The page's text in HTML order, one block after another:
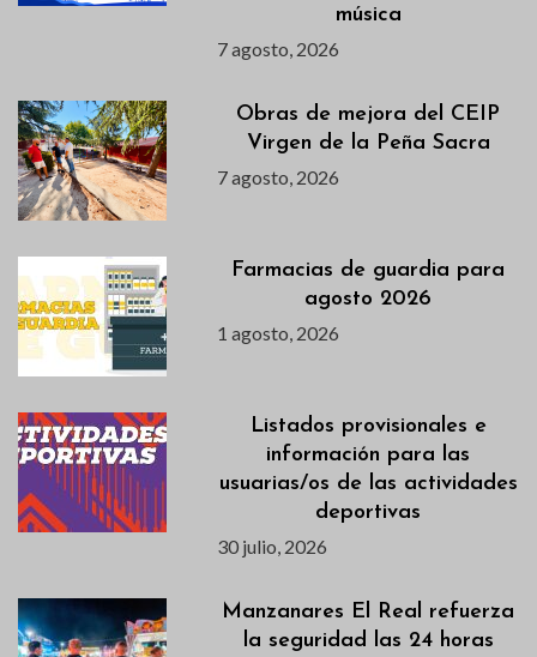
música
7 agosto, 2026
Obras de mejora del CEIP
Virgen de la Peña Sacra
7 agosto, 2026
Farmacias de guardia para
agosto 2026
1 agosto, 2026
Listados provisionales e
información para las
usuarias/os de las actividades
deportivas
30 julio, 2026
Manzanares El Real refuerza
la seguridad las 24 horas